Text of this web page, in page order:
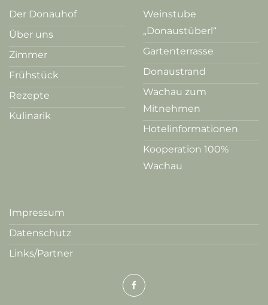
Der Donauhof
Über uns
Zimmer
Frühstück
Rezepte
Kulinarik
Weinstube
„Donaustüberl“
Gartenterrasse
Donaustrand
Wachau zum
Mitnehmen
Hotelinformationen
Kooperation 100%
Wachau
Impressum
Datenschutz
Links/Partner